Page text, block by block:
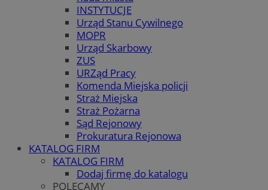
INSTYTUCJE
Urząd Stanu Cywilnego
MOPR
Urząd Skarbowy
ZUS
URZąd Pracy
Komenda Miejska policji
Straż Miejska
Straż Pożarna
Sąd Rejonowy
Prokuratura Rejonowa
KATALOG FIRM
KATALOG FIRM
Dodaj firmę do katalogu
POLECAMY